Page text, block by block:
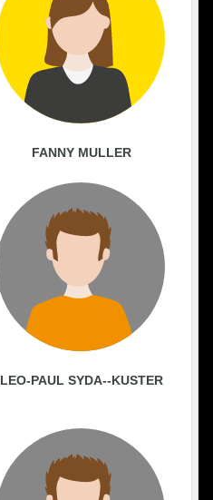
FANNY MULLER
LEO-PAUL SYDA--KUSTER